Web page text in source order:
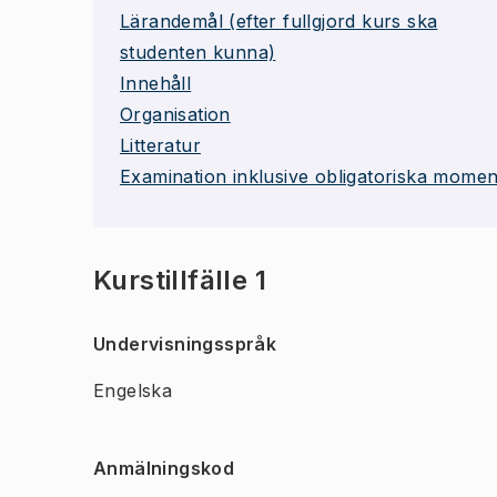
Lärandemål (efter fullgjord kurs ska
studenten kunna)
Innehåll
Organisation
Litteratur
Examination inklusive obligatoriska
Kurstillfälle 1
Undervisningsspråk
Engelska
Anmälningskod